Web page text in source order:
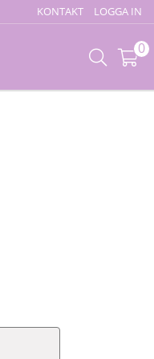
KONTAKT LOGGA IN
0